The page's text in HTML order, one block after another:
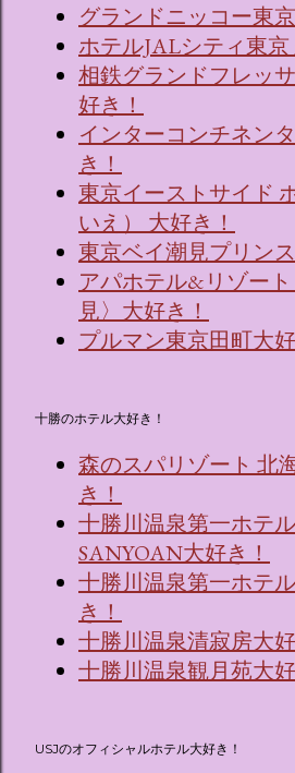
グランドニッコー東
ホテルJALシティ東京
相鉄グランドフレッ
好き！
インターコンチネン
き！
東京イーストサイド
いえ） 大好き！
東京ベイ潮見プリン
アパホテル&リゾー
見〉大好き！
プルマン東京田町大好
十勝のホテル大好き！
森のスパリゾート 北
き！
十勝川温泉第一ホテ
SANYOAN大好き！
十勝川温泉第一ホテ
き！
十勝川温泉清寂房大好
十勝川温泉観月苑大好
USJのオフィシャルホテル大好き！